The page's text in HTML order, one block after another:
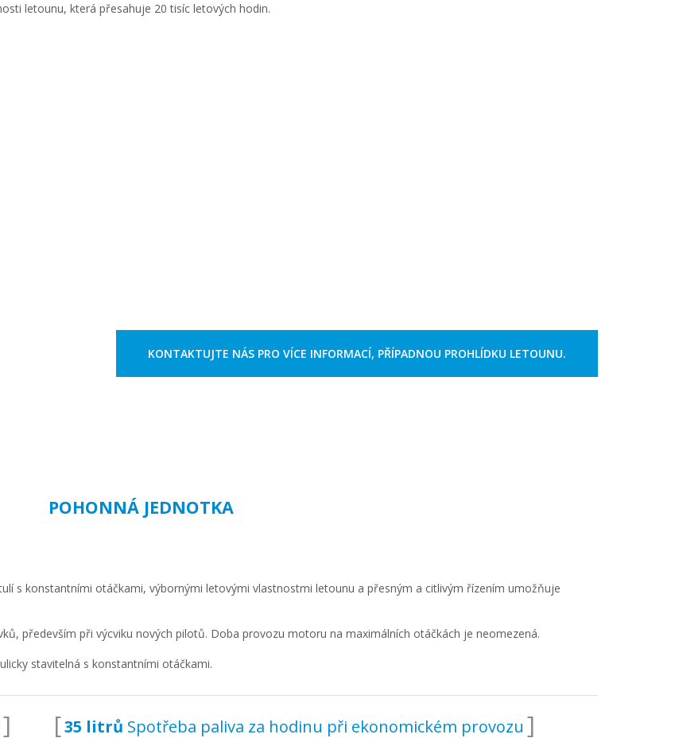
letounu, která přesahuje 20 tisíc letových hodin.
KONTAKTUJTE NÁS PRO VÍCE INFORMACÍ, PŘÍPADNOU PROHLÍDKU LETOUNU.
POHONNÁ JEDNOTKA
s konstantními otáčkami, výbornými letovými vlastnostmi letounu a přesným a citlivým řízením umožňuje
především při výcviku nových pilotů. Doba provozu motoru na maximálních otáčkách je neomezená.
stavitelná s konstantními otáčkami.
35 litrů Spotřeba paliva za hodinu při ekonomickém provozu